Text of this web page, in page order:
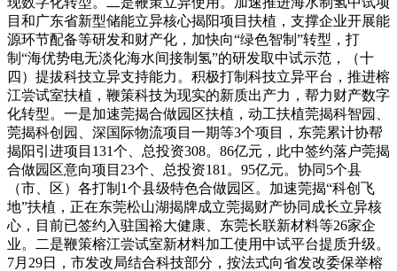
目和广东省新型储能立异核心揭阳项目扶植，支撑企业开展能
源环节配备等研发和财产化，加快向“绿色智制”转型，打
制“海优势电无淡化海水间接制氢”的研发取中试示范，（十
四）提拔科技立异支持能力。积极打制科技立异平台，推进榕
江尝试室扶植，鞭策科技为现实的新质出产力，帮力财产数字
化转型。一是加速莞揭合做园区扶植，动工扶植莞揭科智园、
莞揭科创园、深国际物流项目一期等3个项目，东莞累计协帮
揭阳引进项目131个、总投资308。86亿元，此中签约落户莞揭
合做园区意向项目23个、总投资181。95亿元。协同5个县
（市、区）各打制1个县级特色合做园区。加速莞揭“科创飞
地”扶植，正在东莞松山湖揭牌成立莞揭财产协同成长立异核
心，目前已签约入驻国裕大健康、东莞长联新材料等26家企
业。二是鞭策榕江尝试室新材料加工使用中试平台提质升级。
7月29日，市发改局结合科技部分，按法式向省发改委保举榕